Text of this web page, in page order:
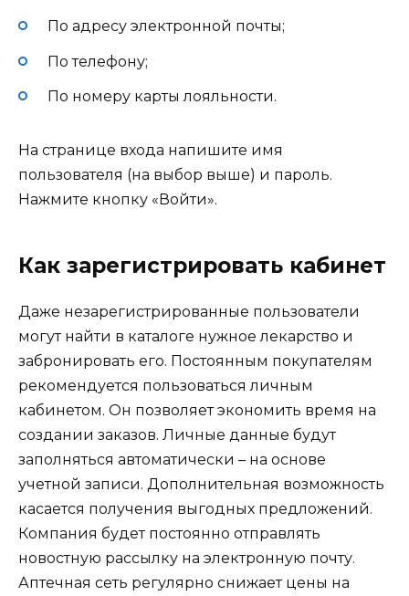
По адресу электронной почты;
По телефону;
По номеру карты лояльности.
На странице входа напишите имя
пользователя (на выбор выше) и пароль.
Нажмите кнопку «Войти».
Как зарегистрировать кабинет
Даже незарегистрированные пользователи
могут найти в каталоге нужное лекарство и
забронировать его. Постоянным покупателям
рекомендуется пользоваться личным
кабинетом. Он позволяет экономить время на
создании заказов. Личные данные будут
заполняться автоматически – на основе
учетной записи. Дополнительная возможность
касается получения выгодных предложений.
Компания будет постоянно отправлять
новостную рассылку на электронную почту.
Аптечная сеть регулярно снижает цены на